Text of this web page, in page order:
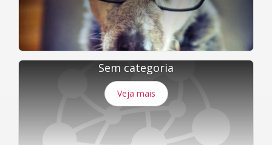
Sem categoria
Veja mais